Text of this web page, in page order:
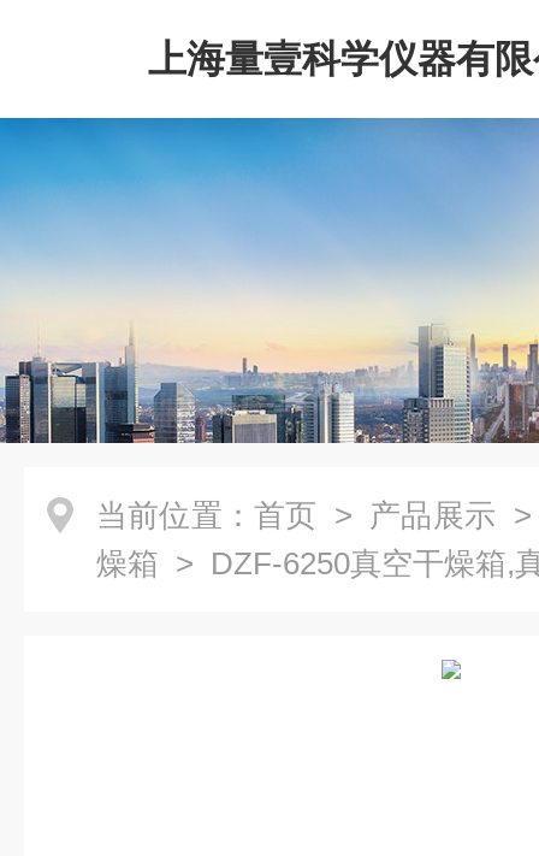
上海量壹科学仪器有
当前位置： 首页 > 产品展示
燥箱 > DZF-6250真空干燥箱,